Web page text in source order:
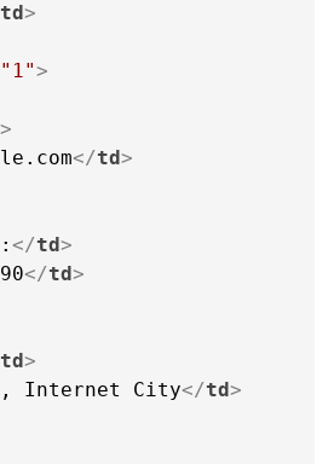
td>
"1">
>
</td>
</td>
</td>
td>
Internet City</td>